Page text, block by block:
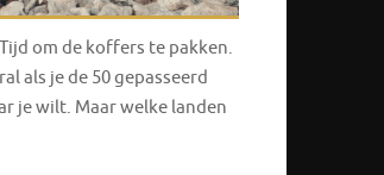
om de koffers te pakken.
als je de 50 gepasseerd
je wilt. Maar welke landen